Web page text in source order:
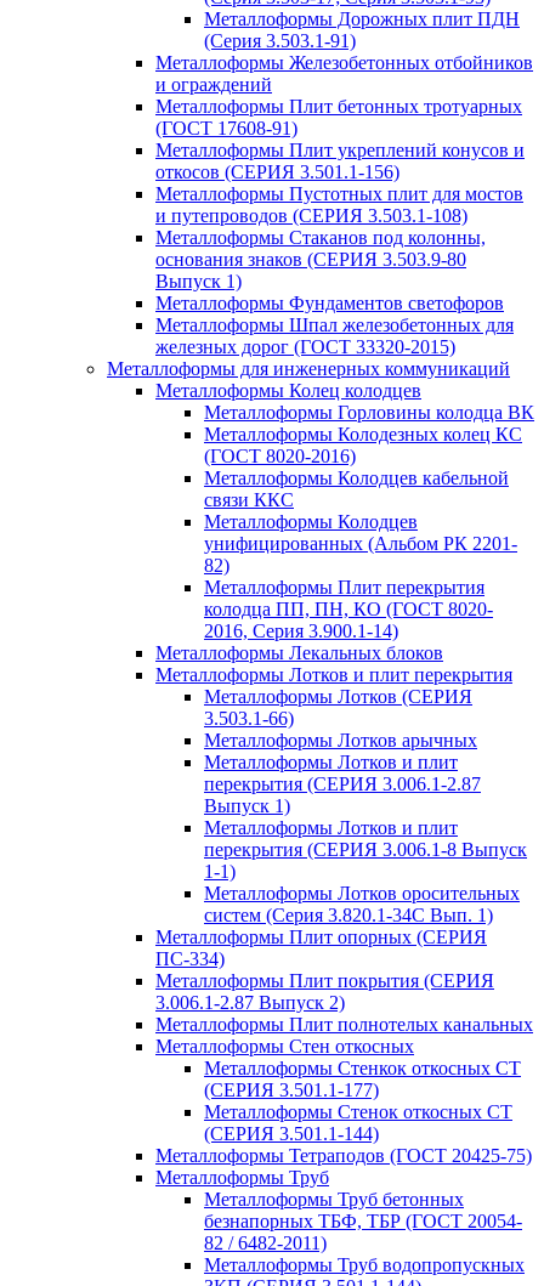
Металлоформы Дорожных плит ПДН
(Серия 3.503.1-91)
Металлоформы Железобетонных отбойников
и ограждений
Металлоформы Плит бетонных тротуарных
(ГОСТ 17608-91)
Металлоформы Плит укреплений конусов и
откосов (СЕРИЯ 3.501.1-156)
Металлоформы Пустотных плит для мостов
и путепроводов (СЕРИЯ 3.503.1-108)
Металлоформы Стаканов под колонны,
основания знаков (СЕРИЯ 3.503.9-80
Выпуск 1)
Металлоформы Фундаментов светофоров
Металлоформы Шпал железобетонных для
железных дорог (ГОСТ 33320-2015)
Металлоформы для инженерных коммуникаций
Металлоформы Колец колодцев
Металлоформы Горловины колодца ВК
Металлоформы Колодезных колец КС
(ГОСТ 8020-2016)
Металлоформы Колодцев кабельной
связи ККС
Металлоформы Колодцев
унифицированных (Альбом РК 2201-
82)
Металлоформы Плит перекрытия
колодца ПП, ПН, КО (ГОСТ 8020-
2016, Серия 3.900.1-14)
Металлоформы Лекальных блоков
Металлоформы Лотков и плит перекрытия
Металлоформы Лотков (СЕРИЯ
3.503.1-66)
Металлоформы Лотков арычных
Металлоформы Лотков и плит
перекрытия (СЕРИЯ 3.006.1-2.87
Выпуск 1)
Металлоформы Лотков и плит
перекрытия (СЕРИЯ 3.006.1-8 Выпуск
1-1)
Металлоформы Лотков оросительных
систем (Серия 3.820.1-34С Вып. 1)
Металлоформы Плит опорных (СЕРИЯ
ПС-334)
Металлоформы Плит покрытия (СЕРИЯ
3.006.1-2.87 Выпуск 2)
Металлоформы Плит полнотелых канальных
Металлоформы Стен откосных
Металлоформы Стенкок откосных СТ
(СЕРИЯ 3.501.1-177)
Металлоформы Стенок откосных СТ
(СЕРИЯ 3.501.1-144)
Металлоформы Тетраподов (ГОСТ 20425-75)
Металлоформы Труб
Металлоформы Труб бетонных
безнапорных ТБФ, ТБР (ГОСТ 20054-
82 / 6482-2011)
Металлоформы Труб водопропускных